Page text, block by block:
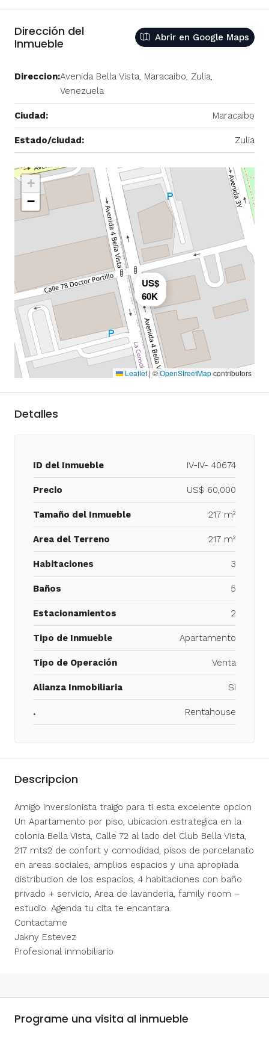
Dirección del
Inmueble
Abrir en Google Maps
Direccion:Avenida Bella Vista, Maracaibo, Zulia,
Venezuela
Ciudad: Maracaibo
Estado/ciudad: Zulia
US$
60K
+
−
Leaflet | ©OpenStreetMapcontributors
Detalles
ID del Inmueble IV-IV- 40674
Precio US$ 60,000
Tamaño del Inmueble 217 m²
Area del Terreno 217 m²
Habitaciones 3
Baños 5
Estacionamientos 2
Tipo de Inmueble Apartamento
Tipo de Operación Venta
Alianza Inmobiliaria Si
. Rentahouse
Descripcion
Amigo inversionista traigo para ti esta excelente opcion
Un Apartamento por piso, ubicacion estrategica en la
colonia Bella Vista, Calle 72 al lado del Club Bella Vista,
217 mts2 de confort y comodidad, pisos de porcelanato
en areas sociales, amplios espacios y una apropiada
distribucion de los espacios, 4 habitaciones con baño
privado + servicio, Area de lavanderia, family room –
estudio. Agenda tu cita te encantara.
Contactame
Jakny Estevez
Profesional inmobiliario
Programe una visita al inmueble